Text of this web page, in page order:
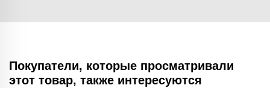
Покупатели, которые просматривали
этот товар, также интересуются